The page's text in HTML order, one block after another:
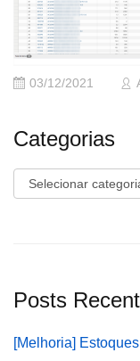
03/12/2021
Categorias
Categorias
Posts
[Melhoria]